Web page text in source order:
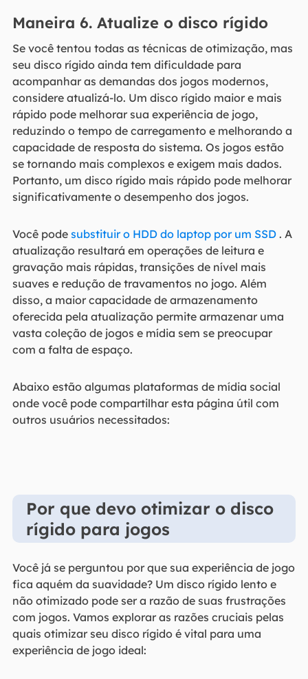
Maneira 6. Atualize o disco rígido
Se você tentou todas as técnicas de otimização, mas
seu disco rígido ainda tem dificuldade para
acompanhar as demandas dos jogos modernos,
considere atualizá-lo. Um disco rígido maior e mais
rápido pode melhorar sua experiência de jogo,
reduzindo o tempo de carregamento e melhorando a
capacidade de resposta do sistema. Os jogos estão
se tornando mais complexos e exigem mais dados.
Portanto, um disco rígido mais rápido pode melhorar
significativamente o desempenho dos jogos.
Você pode substituir o HDD do laptop por um SSD. A
atualização resultará em operações de leitura e
gravação mais rápidas, transições de nível mais
suaves e redução de travamentos no jogo. Além
disso, a maior capacidade de armazenamento
oferecida pela atualização permite armazenar uma
vasta coleção de jogos e mídia sem se preocupar
com a falta de espaço.
Abaixo estão algumas plataformas de mídia social
onde você pode compartilhar esta página útil com
outros usuários necessitados:
Por que devo otimizar o disco
rígido para jogos
Você já se perguntou por que sua experiência de jogo
fica aquém da suavidade? Um disco rígido lento e
não otimizado pode ser a razão de suas frustrações
com jogos. Vamos explorar as razões cruciais pelas
quais otimizar seu disco rígido é vital para uma
experiência de jogo ideal: